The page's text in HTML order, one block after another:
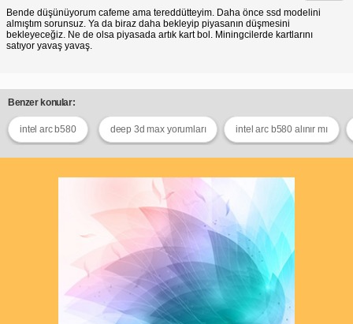
Bende düşünüyorum cafeme ama tereddütteyim. Daha önce ssd modelini
almıştım sorunsuz. Ya da biraz daha bekleyip piyasanın düşmesini
bekleyeceğiz. Ne de olsa piyasada artık kart bol. Miningcilerde kartlarını
satıyor yavaş yavaş.
Benzer konular:
intel arc b580 deep 3d max yorumları intel arc b580 alınır mı